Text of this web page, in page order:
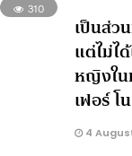
310
เป็นส่ว
แต่ไม่ไ
หญิงใน
เฟอร์ โ
4